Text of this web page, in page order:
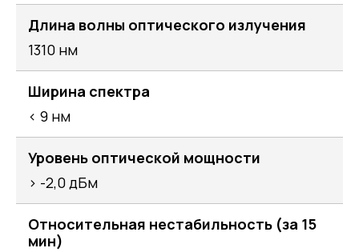
Длина волны оптического излучения
1310 нм
Ширина спектра
< 9 нм
Уровень оптической мощности
> -2,0 дБм
Относительная нестабильность (за 15
мин)